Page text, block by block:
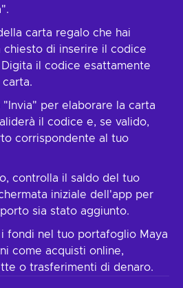
carta regalo che hai
chiesto di inserire il codice
il codice esattamente
per elaborare la carta
il codice e, se valido,
corrispondente al tuo
controlla il saldo del tuo
iniziale dell'app per
sia stato aggiunto.
fondi nel tuo portafoglio Maya
come acquisti online,
o trasferimenti di denaro.